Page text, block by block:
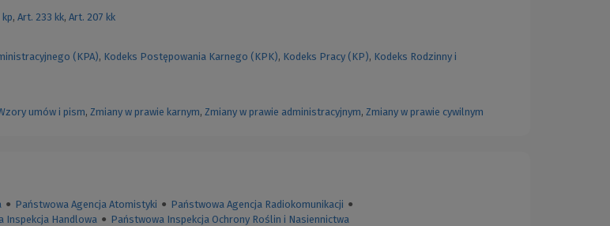
, Art. 233 kk, Art. 207 kk
(KPA), Kodeks Postępowania Karnego (KPK), Kodeks Pracy (KP), Kodeks Rodzinny i
umów i pism, Zmiany w prawie karnym, Zmiany w prawie administracyjnym, Zmiany w prawie cywilnym
● Państwowa Agencja Atomistyki ● Państwowa Agencja Radiokomunikacji ●
Inspekcja Handlowa ● Państwowa Inspekcja Ochrony Roślin i Nasiennictwa